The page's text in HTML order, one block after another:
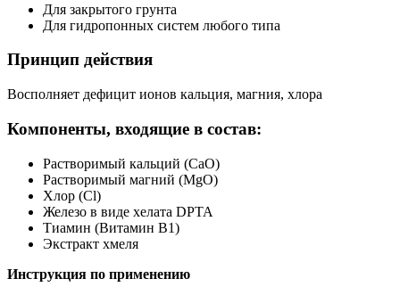
Для закрытого грунта
Для гидропонных систем любого типа
Принцип действия
Восполняет дефицит ионов кальция, магния, хлора
Компоненты, входящие в состав:
Растворимый кальций (СаО)
Растворимый магний (MgO)
Хлор (Cl)
Железо в виде хелата DPTA
Тиамин (Витамин В1)
Экстракт хмеля
Инструкция по применению